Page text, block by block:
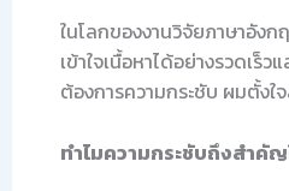
ในโลกของงานวิจัยภาษาอัง
เข้าใจเนื้อหาได้อย่างรวดเร็
ต้องการความกระชับ ผมตั้งใ
ทำไมความกระชับถึงสำคั